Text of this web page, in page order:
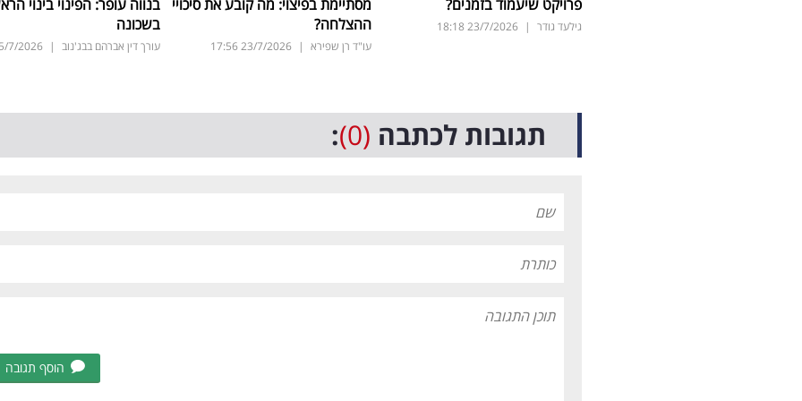
פרויקט שיעמוד בזמנים?
גילעד גודר |
23/7/2026
18:18
מסתיימת בפיצוי: מה קובע את סיכויי
ההצלחה?
עו"ד רן שפירא |
23/7/2026
17:56
בנווה עופר: הפינוי בינוי
בשכונה
עורך דין אברהם בבג'נוב |
7/2026
תגובות לכתבה (0)
:
הוסף תגובה